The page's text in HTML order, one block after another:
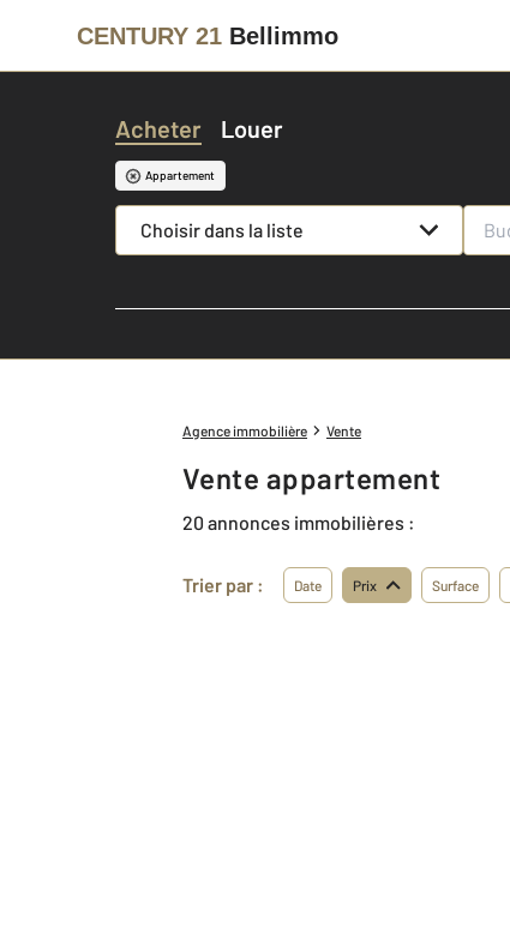
CENTURY 21 Bellimmo
Acheter Louer
Appartement
Choisir dans la liste
Agence immobilière Vente
Vente appartement
20 annonces immobilières :
Trier par : Date Prix Surface